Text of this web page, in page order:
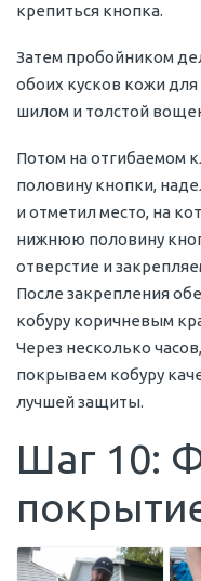
крепиться кнопка.
Затем пробойником
обоих кусков кожи
шилом и толстой
Потом на отгибаемом
половину кнопки,
и отметил место, на
нижнюю половину
отверстие и
После закрепления
кобуру коричневым
Через несколько
покрываем кобуру
лучшей защиты.
Шаг 10: